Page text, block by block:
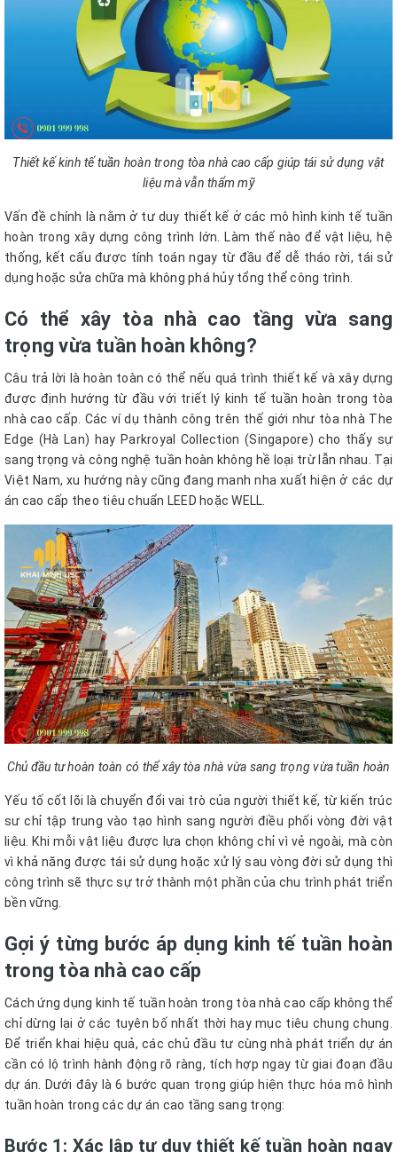
Thiết kế kinh tế tuần hoàn trong tòa nhà cao cấp giúp tái sử dụng vật
liệu mà vẫn thẩm mỹ
Vấn đề chính là nằm ở tư duy thiết kế ở các mô hình kinh tế tuần
hoàn trong xây dựng công trình lớn. Làm thế nào để vật liệu, hệ
thống, kết cấu được tính toán ngay từ đầu để dễ tháo rời, tái sử
dụng hoặc sửa chữa mà không phá hủy tổng thể công trình.
Có thể xây tòa nhà cao tầng vừa sang
trọng vừa tuần hoàn không?
Câu trả lời là hoàn toàn có thể nếu quá trình thiết kế và xây dựng
được định hướng từ đầu với triết lý kinh tế tuần hoàn trong tòa
nhà cao cấp. Các ví dụ thành công trên thế giới như tòa nhà The
Edge (Hà Lan) hay Parkroyal Collection (Singapore) cho thấy sự
sang trọng và công nghệ tuần hoàn không hề loại trừ lẫn nhau. Tại
Việt Nam, xu hướng này cũng đang manh nha xuất hiện ở các dự
án cao cấp theo tiêu chuẩn LEED hoặc WELL.
Chủ đầu tư hoàn toàn có thể xây tòa nhà vừa sang trọng vừa tuần hoàn
Yếu tố cốt lõi là chuyển đổi vai trò của người thiết kế, từ kiến trúc
sư chỉ tập trung vào tạo hình sang người điều phối vòng đời vật
liệu. Khi mỗi vật liệu được lựa chọn không chỉ vì vẻ ngoài, mà còn
vì khả năng được tái sử dụng hoặc xử lý sau vòng đời sử dụng thì
công trình sẽ thực sự trở thành một phần của chu trình phát triển
bền vững.
Gợi ý từng bước áp dụng kinh tế tuần hoàn
trong tòa nhà cao cấp
Cách ứng dụng kinh tế tuần hoàn trong tòa nhà cao cấp không thể
chỉ dừng lại ở các tuyên bố nhất thời hay mục tiêu chung chung.
Để triển khai hiệu quả, các chủ đầu tư cùng nhà phát triển dự án
cần có lộ trình hành động rõ ràng, tích hợp ngay từ giai đoạn đầu
dự án. Dưới đây là 6 bước quan trọng giúp hiện thực hóa mô hình
tuần hoàn trong các dự án cao tầng sang trọng:
Bước 1: Xác lập tư duy thiết kế tuần hoàn ngay